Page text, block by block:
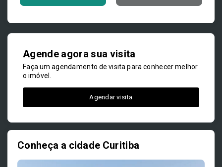
Agende agora sua visita
Faça um agendamento de visita para conhecer melhor
o imóvel.
Agendar visita
Conheça a cidade Curitiba